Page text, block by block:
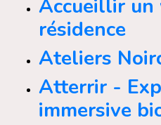
Accueillir un
résidence
Ateliers
Atterrir -
immersive